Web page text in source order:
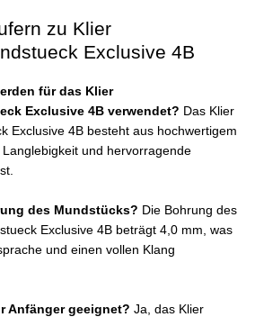
zu Klier
Exclusive 4B
für das Klier
Exclusive 4B verwendet? Das Klier
Exclusive 4B besteht aus hochwertigem
und hervorragende
des Mundstücks? Die Bohrung des
Exclusive 4B beträgt 4,0 mm, was
und einen vollen Klang
Anfänger geeignet? Ja, das Klier